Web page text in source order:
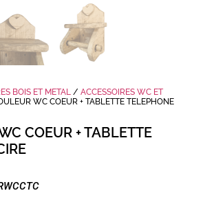
BOIS ET METAL /ACCESSOIRES WC ET
WC COEUR + TABLETTE TELEPHONE
COEUR + TABLETTE